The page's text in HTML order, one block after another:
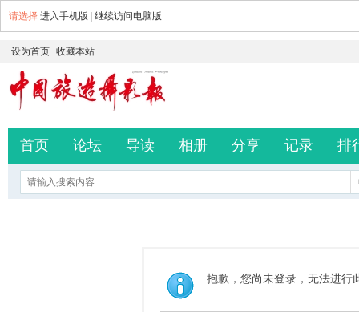
请选择 进入手机版 继续访问电脑版
设为首页 收藏本站
首页 论坛 导读 相册 分享 记录 排
抱歉，您尚未登录，无法进行